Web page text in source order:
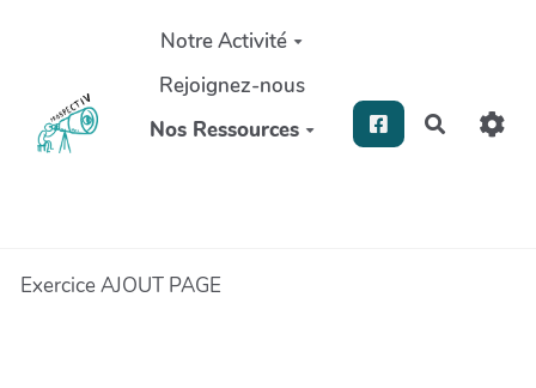
Aller au contenu principal
Notre Activité
Rejoignez-nous
Nos Ressources
Exercice AJOUT PAGE